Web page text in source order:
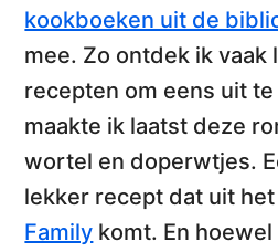
kookboeken uit de
mee. Zo ontdek ik vaak
recepten om eens uit
maakte ik laatst deze
wortel en doperwtjes.
lekker recept dat uit
Family komt. En